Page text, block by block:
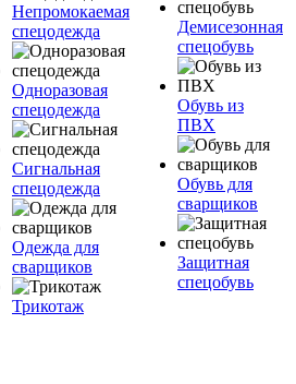
Непромокаемая
спецодежда
Одноразовая
спецодежда
Сигнальная
спецодежда
Одежда для
сварщиков
Трикотаж
Демисезонная
спецобувь
Обувь из
ПВХ
Обувь для
сварщиков
Защитная
спецобувь